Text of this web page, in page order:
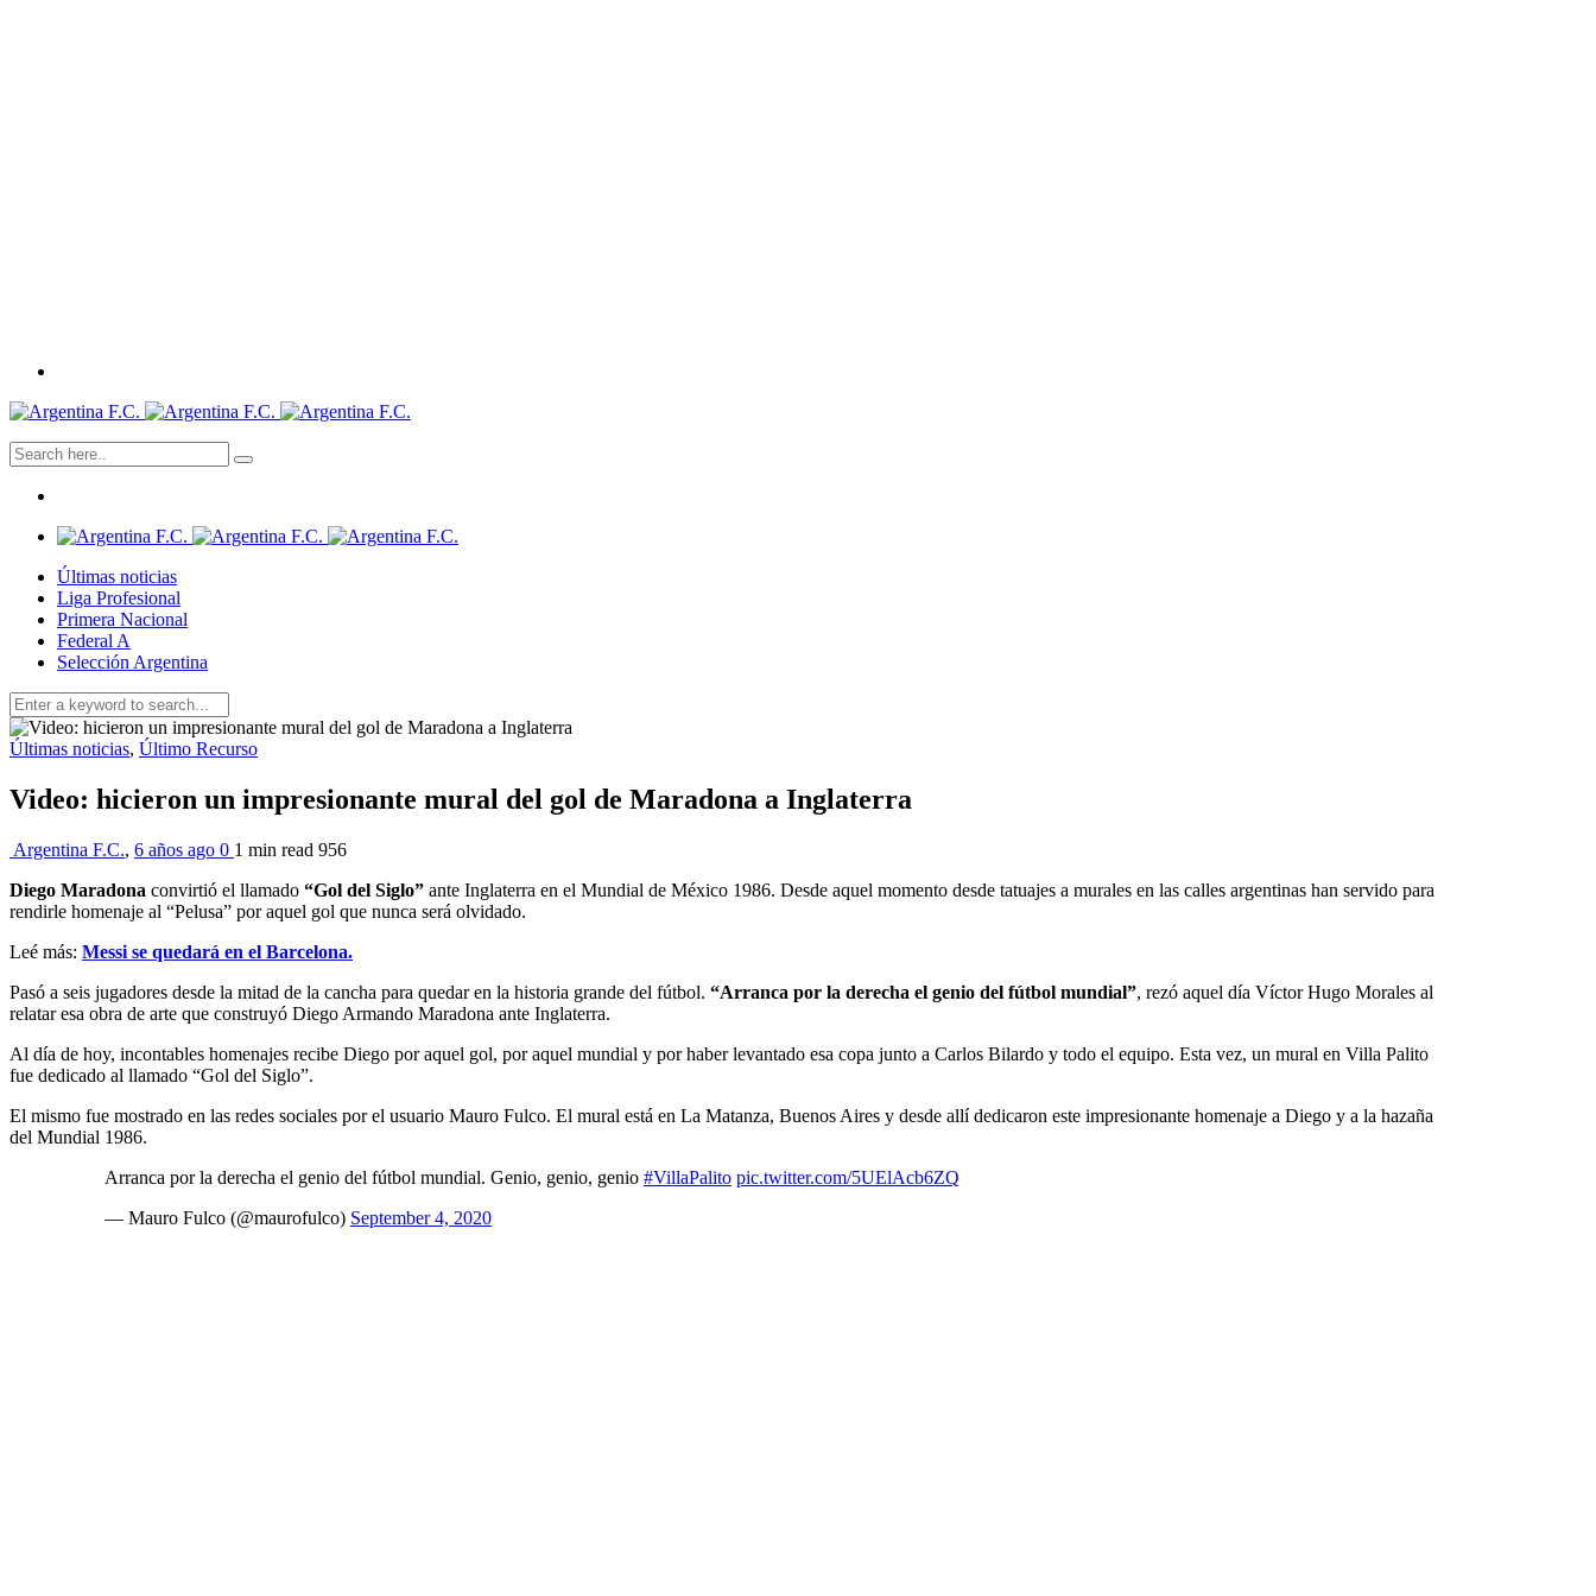
Últimas noticias
Liga Profesional
Primera Nacional
Federal A
Selección Argentina
Últimas noticias, Último Recurso
Video: hicieron un impresionante mural del gol de Maradona a Inglaterra
Argentina F.C., 6 años ago 0 1 min read 956
Diego Maradona convirtió el llamado “Gol del Siglo” ante Inglaterra en el Mundial de México 1986. Desde aquel momento desde tatuajes a murales en las calles argentinas han servido para
rendirle homenaje al “Pelusa” por aquel gol que nunca será olvidado.
Leé más: Messi se quedará en el Barcelona.
Pasó a seis jugadores desde la mitad de la cancha para quedar en la historia grande del fútbol. “Arranca por la derecha el genio del fútbol mundial”, rezó aquel día Víctor Hugo Morales al
relatar esa obra de arte que construyó Diego Armando Maradona ante Inglaterra.
Al día de hoy, incontables homenajes recibe Diego por aquel gol, por aquel mundial y por haber levantado esa copa junto a Carlos Bilardo y todo el equipo. Esta vez, un mural en Villa Palito
fue dedicado al llamado “Gol del Siglo”.
El mismo fue mostrado en las redes sociales por el usuario Mauro Fulco. El mural está en La Matanza, Buenos Aires y desde allí dedicaron este impresionante homenaje a Diego y a la hazaña
del Mundial 1986.
Arranca por la derecha el genio del fútbol mundial. Genio, genio, genio #VillaPalito pic.twitter.com/5UElAcb6ZQ
— Mauro Fulco (@maurofulco) September 4, 2020